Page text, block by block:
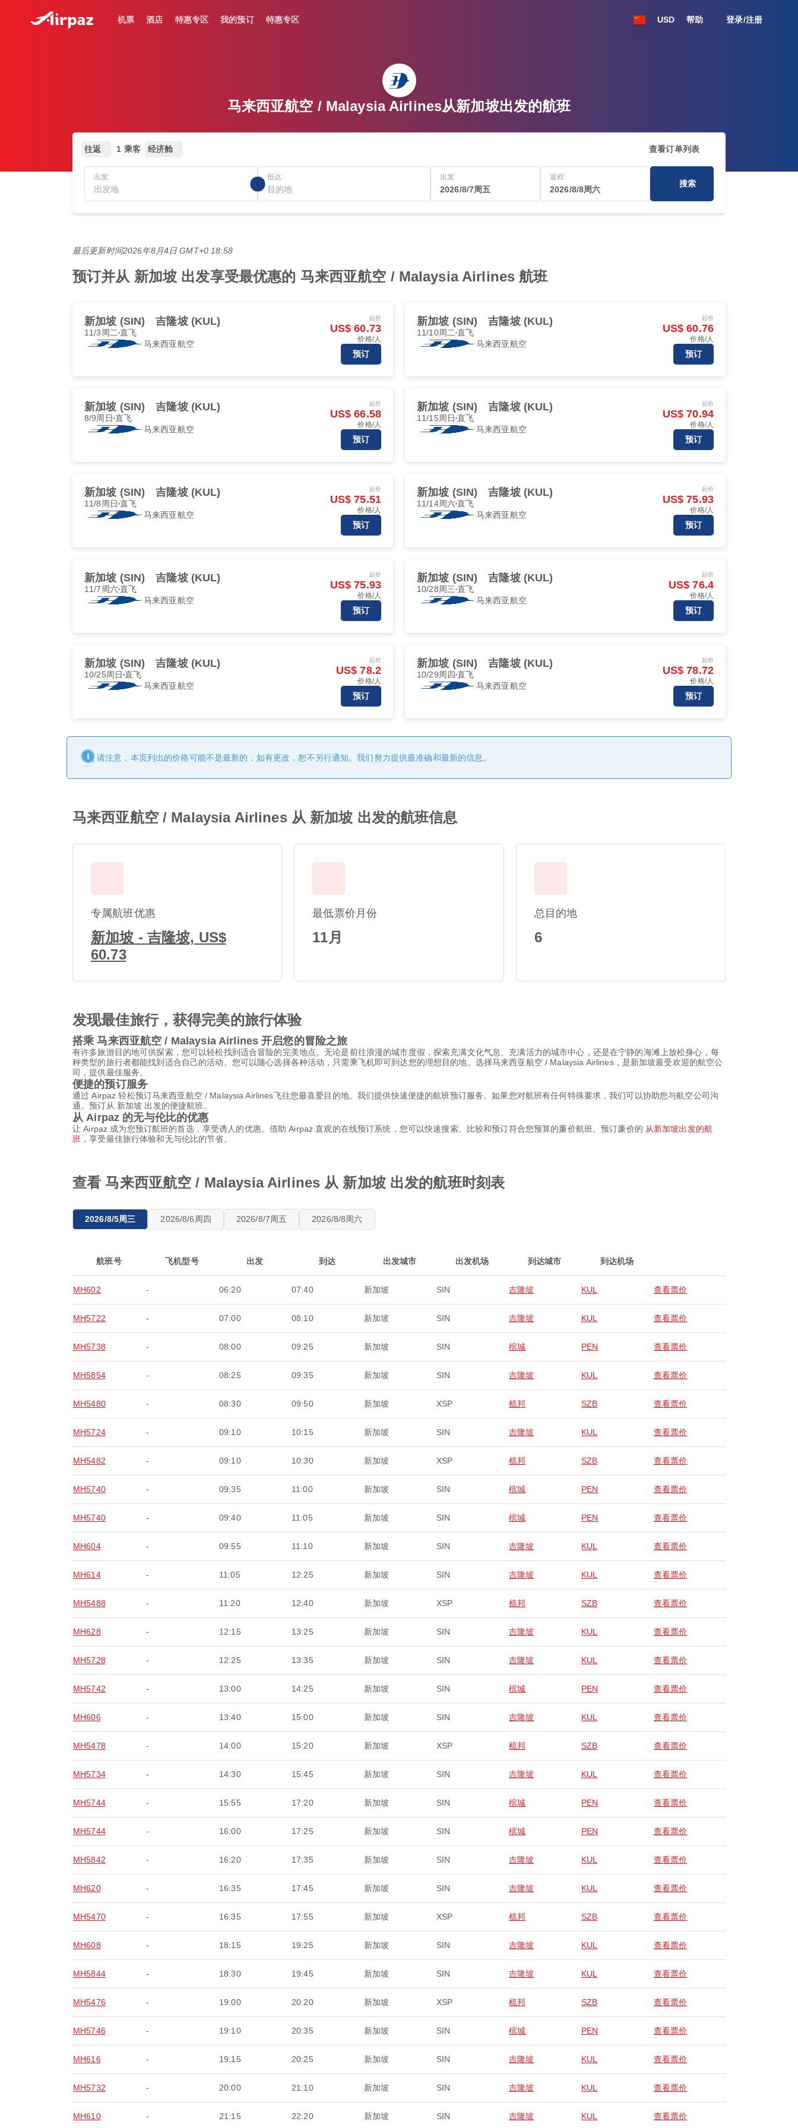
机票 酒店 特惠专区 我的预订 特惠专区 USD 帮助 登录/注册
马来西亚航空 / Malaysia Airlines从新加坡出发的航班
往返 1 乘客 经济舱 查看订单列表
出发 抵达 出发
2026/8/7周五
返程
2026/8/8周六
搜索
最后更新时间2026年8月4日 GMT+0 18:58
预订并从 新加坡 出发享受最优惠的 马来西亚航空 / Malaysia Airlines 航班
新加坡 (SIN) 吉隆坡 (KUL)
11/3周二 直飞
马来西亚航空
起价
US$ 60.73
价格/人
预订
新加坡 (SIN) 吉隆坡 (KUL)
11/10周二 直飞
马来西亚航空
起价
US$ 60.76
价格/人
预订
新加坡 (SIN) 吉隆坡 (KUL)
8/9周日 直飞
马来西亚航空
起价
US$ 66.58
价格/人
预订
新加坡 (SIN) 吉隆坡 (KUL)
11/15周日 直飞
马来西亚航空
起价
US$ 70.94
价格/人
预订
新加坡 (SIN) 吉隆坡 (KUL)
11/8周日 直飞
马来西亚航空
起价
US$ 75.51
价格/人
预订
新加坡 (SIN) 吉隆坡 (KUL)
11/14周六直飞
马来西亚航空
起价
US$ 75.93
价格/人
预订
新加坡 (SIN) 吉隆坡 (KUL)
11/7周六直飞
马来西亚航空
起价
US$ 75.93
价格/人
预订
新加坡 (SIN) 吉隆坡 (KUL)
10/28周三 直飞
马来西亚航空
起价
US$ 76.4
价格/人
预订
新加坡 (SIN) 吉隆坡 (KUL)
10/25周日 直飞
马来西亚航空
起价
US$ 78.2
价格/人
预订
新加坡 (SIN) 吉隆坡 (KUL)
10/29周四 直飞
马来西亚航空
起价
US$ 78.72
价格/人
预订
请注意，本页列出的价格可能不是最新的，如有更改，恕不另行通知。我们努力提供最准确和最新的信息。
马来西亚航空 / Malaysia Airlines 从 新加坡 出发的航班信息
专属航班优惠
新加坡 - 吉隆坡, US$
60.73
最低票价月份
11月
总目的地
6
发现最佳旅行，获得完美的旅行体验
搭乘 马来西亚航空 / Malaysia Airlines 开启您的冒险之旅
有许多旅游目的地可供探索，您可以轻松找到适合冒险的完美地点。无论是前往浪漫的城市度假，探索充满文化气息、充满活力的城市中心，还是在宁静的海滩上放松身心，每
种类型的旅行者都能找到适合自己的活动。您可以随心选择各种活动，只需乘飞机即可到达您的理想目的地。选择马来西亚航空 / Malaysia Airlines，是新加坡最受欢迎的航空公
司，提供最佳服务。
便捷的预订服务
通过 Airpaz 轻松预订马来西亚航空 / Malaysia Airlines飞往您最喜爱目的地。我们提供快速便捷的航班预订服务。如果您对航班有任何特殊要求，我们可以协助您与航空公司沟
通。预订从 新加坡 出发的便捷航班。
从 Airpaz 的无与伦比的优惠
让 Airpaz 成为您预订航班的首选，享受诱人的优惠。借助 Airpaz 直观的在线预订系统，您可以快速搜索、比较和预订符合您预算的廉价航班。预订廉价的 从新加坡出发的航
班 ，享受最佳旅行体验和无与伦比的节省。
查看 马来西亚航空 / Malaysia Airlines 从 新加坡 出发的航班时刻表
2026/8/5周三 2026/8/6周四 2026/8/7周五 2026/8/8周六
航班号 飞机型号 出发 到达 出发城市 出发机场 到达城市 到达机场
MH602 - 06:20 07:40 新加坡 SIN 吉隆坡 KUL 查看票价
MH5722 - 07:00 08:10 新加坡 SIN 吉隆坡 KUL 查看票价
MH5738 - 08:00 09:25 新加坡 SIN 槟城 PEN 查看票价
MH5854 - 08:25 09:35 新加坡 SIN 吉隆坡 KUL 查看票价
MH5480 - 08:30 09:50 新加坡 XSP 梳邦 SZB 查看票价
MH5724 - 09:10 10:15 新加坡 SIN 吉隆坡 KUL 查看票价
MH5482 - 09:10 10:30 新加坡 XSP 梳邦 SZB 查看票价
MH5740 - 09:35 11:00 新加坡 SIN 槟城 PEN 查看票价
MH5740 - 09:40 11:05 新加坡 SIN 槟城 PEN 查看票价
MH604 - 09:55 11:10 新加坡 SIN 吉隆坡 KUL 查看票价
MH614 - 11:05 12:25 新加坡 SIN 吉隆坡 KUL 查看票价
MH5488 - 11:20 12:40 新加坡 XSP 梳邦 SZB 查看票价
MH628 - 12:15 13:25 新加坡 SIN 吉隆坡 KUL 查看票价
MH5728 - 12:25 13:35 新加坡 SIN 吉隆坡 KUL 查看票价
MH5742 - 13:00 14:25 新加坡 SIN 槟城 PEN 查看票价
MH606 - 13:40 15:00 新加坡 SIN 吉隆坡 KUL 查看票价
MH5478 - 14:00 15:20 新加坡 XSP 梳邦 SZB 查看票价
MH5734 - 14:30 15:45 新加坡 SIN 吉隆坡 KUL 查看票价
MH5744 - 15:55 17:20 新加坡 SIN 槟城 PEN 查看票价
MH5744 - 16:00 17:25 新加坡 SIN 槟城 PEN 查看票价
MH5842 - 16:20 17:35 新加坡 SIN 吉隆坡 KUL 查看票价
MH620 - 16:35 17:45 新加坡 SIN 吉隆坡 KUL 查看票价
MH5470 - 16:35 17:55 新加坡 XSP 梳邦 SZB 查看票价
MH608 - 18:15 19:25 新加坡 SIN 吉隆坡 KUL 查看票价
MH5844 - 18:30 19:45 新加坡 SIN 吉隆坡 KUL 查看票价
MH5476 - 19:00 20:20 新加坡 XSP 梳邦 SZB 查看票价
MH5746 - 19:10 20:35 新加坡 SIN 槟城 PEN 查看票价
MH616 - 19:15 20:25 新加坡 SIN 吉隆坡 KUL 查看票价
MH5732 - 20:00 21:10 新加坡 SIN 吉隆坡 KUL 查看票价
MH610 - 21:15 22:20 新加坡 SIN 吉隆坡 KUL 查看票价